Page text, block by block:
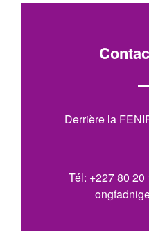
Derrière la
Tél: +227 80